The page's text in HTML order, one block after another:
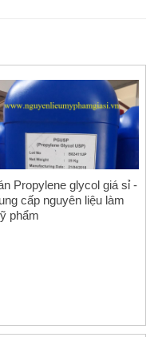
Propylene glycol giá sỉ -
cấp nguyên liệu làm
phẩm